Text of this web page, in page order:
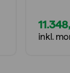
inkl.